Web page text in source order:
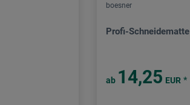
boesner
Profi-Schneidematte
ab 14,25 EUR *